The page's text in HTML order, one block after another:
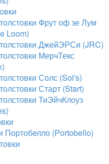
Фрут оф зе Лум
Loom)
ДжейЭРСи (JRC)
МерчТекс
Солс (Sol's)
Старт (Start)
ТиЭйчКлоуз
Портобелло (Portobello)